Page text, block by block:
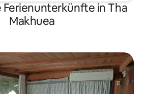
in Tha
Makhuea